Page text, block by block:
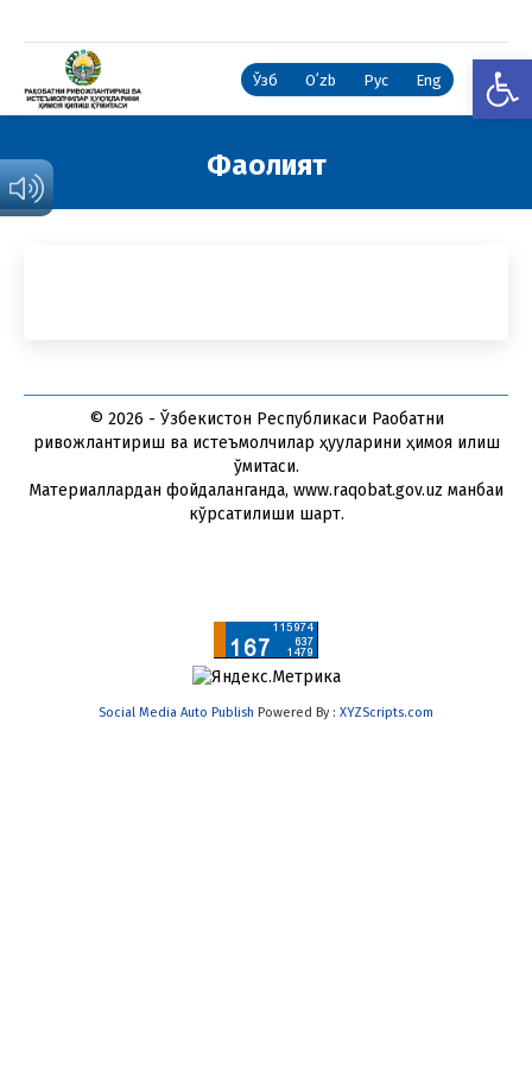
Ўзб Oʻzb Рус Eng
Фаолият
© 2026 - Ўзбекистон Республикаси Рақобатни
ривожлантириш ва истеъмолчилар ҳуқуқларини ҳимоя қилиш
қўмитаси.
Материаллардан фойдаланганда, www.raqobat.gov.uz манбаи
кўрсатилиши шарт.
Social Media Auto Publish Powered By : XYZScripts.com